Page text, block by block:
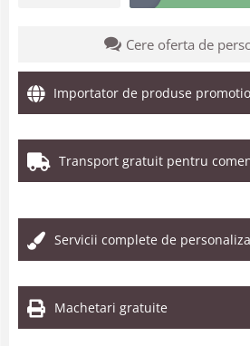
Cere oferta de
Importator de produse
Transport gratuit pentru
Servicii complete de
Machetari gratuite